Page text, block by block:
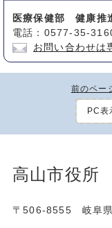
医療保健部 健康推
電話：0577-35-
お問い合わせは
前のペー
PC表
高山市役所
〒506-8555 岐阜